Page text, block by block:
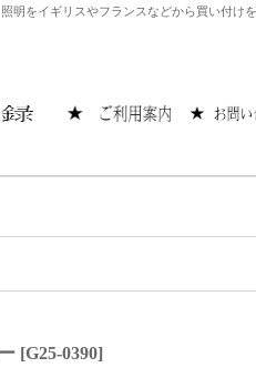
明をイギリスやフランスなどから買い付け
[G25-0390]